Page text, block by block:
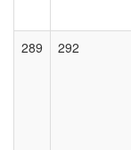
289 292